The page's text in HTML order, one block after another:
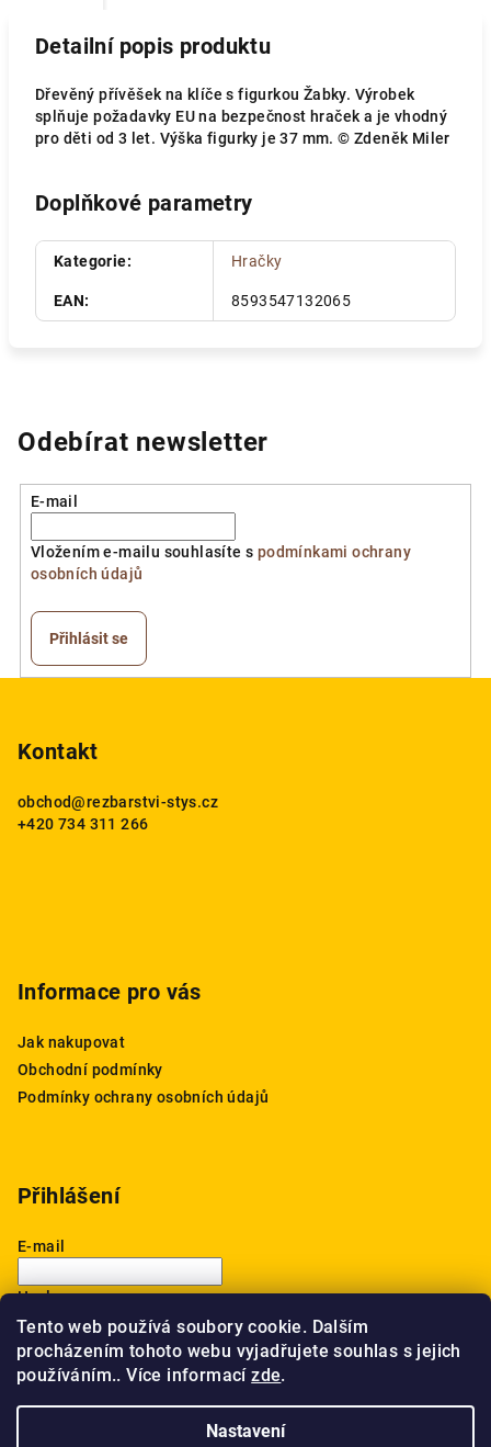
Tento web používá soubory cookie. Dalším
procházením tohoto webu vyjadřujete souhlas s jejich
používáním.. Více informacízde.
Nastavení
Detailní popis produktu
Dřevěný přívěšek na klíče s figurkou Žabky. Výrobek
splňuje požadavky EU na bezpečnost hraček a je vhodný
pro děti od 3 let. Výška figurky je 37 mm. © Zdeněk Miler
Doplňkové parametry
Kategorie: Hračky
EAN: 8593547132065
Odebírat newsletter
E-mail
Vložením e-mailu souhlasíte s podmínkami ochrany
osobních údajů
Přihlásit se
Kontakt
obchod@rezbarstvi-stys.cz
+420 734 311 266
Informace pro vás
Jak nakupovat
Obchodní podmínky
Podmínky ochrany osobních údajů
Přihlášení
E-mail
Heslo
Přihlásit se
Nová registraceZapomenuté heslo